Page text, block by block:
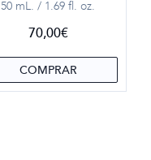
50 mL. / 1.69 fl. oz.
70,00€
COMPRAR